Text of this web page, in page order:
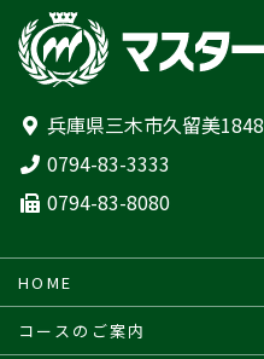
HOME
コースのご案内
兵庫県三木市久留美1848
0794-83-3333
0794-83-8080